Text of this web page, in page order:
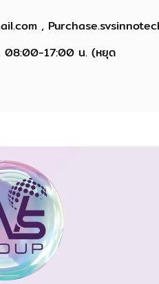
,
. 08:00-17:00 น. (หยุด